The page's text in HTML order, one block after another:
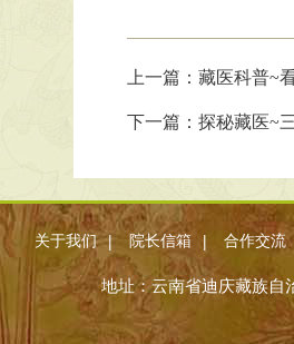
上一篇：藏医科普~
下一篇：探秘藏医~
关于我们 | 院长信箱 | 合作交流
地址：云南省迪庆藏族